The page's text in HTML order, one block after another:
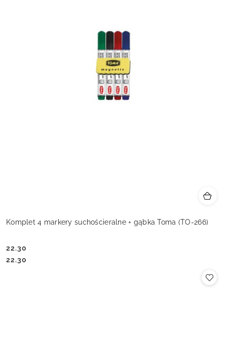
Komplet 4 markery suchościeralne + gąbka Toma (TO-266)
Cena:
22.30
Cena:
22.30